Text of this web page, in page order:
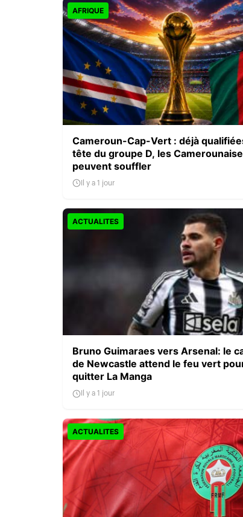
AFRIQUE
Cameroun-Cap-Vert : déjà
tête du groupe D, les
peuvent souffler
Il y a 1 jour
ACTUALITES
Bruno Guimaraes vers Arsenal: le
de Newcastle attend le feu vert
quitter La Manga
Il y a 1 jour
ACTUALITES